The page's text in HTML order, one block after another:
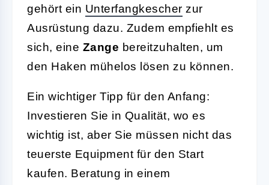
gehört ein Unterfangkescher zur
Ausrüstung dazu. Zudem empfiehlt es
sich, eine Zange bereitzuhalten, um
den Haken mühelos lösen zu können.
Ein wichtiger Tipp für den Anfang:
Investieren Sie in Qualität, wo es
wichtig ist, aber Sie müssen nicht das
teuerste Equipment für den Start
kaufen. Beratung in einem